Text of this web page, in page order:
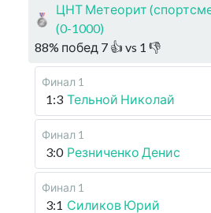
ЦНТ Метеорит
(0-1000)
88% побед 7 👍 vs 1 👎
Финал 1
1:3 Тельной Николай
Финал 1
3:0 Резниченко Денис
Финал 1
3:1 Силиков Юрий